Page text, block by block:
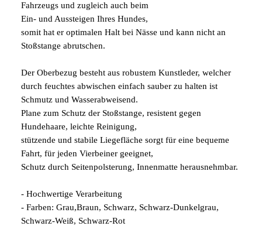
Fahrzeugs und zugleich auch beim
Ein- und Aussteigen Ihres Hundes,
somit hat er optimalen Halt bei Nässe und kann nicht an
Stoßstange abrutschen.
Der Oberbezug besteht aus robustem Kunstleder, welcher
durch feuchtes abwischen einfach sauber zu halten ist
Schmutz und Wasserabweisend.
Plane zum Schutz der Stoßstange, resistent gegen
Hundehaare, leichte Reinigung,
stützende und stabile Liegefläche sorgt für eine bequeme
Fahrt, für jeden Vierbeiner geeignet,
Schutz durch Seitenpolsterung, Innenmatte herausnehmbar.
- Hochwertige Verarbeitung
- Farben: Grau,Braun, Schwarz, Schwarz-Dunkelgrau,
Schwarz-Weiß, Schwarz-Rot